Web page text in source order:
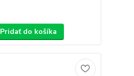
Pridať do košíka